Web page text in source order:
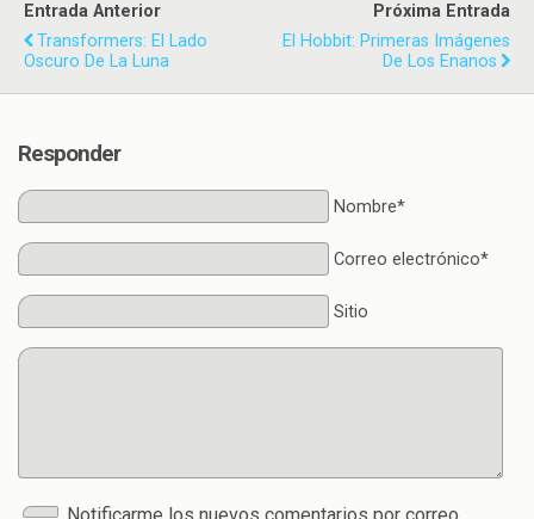
Entrada Anterior
Transformers: El Lado
Oscuro De La Luna
Próxima Entrada
El Hobbit: Primeras Imágenes
De Los Enanos
Responder
Nombre*
Correo electrónico*
Sitio
Notificarme los nuevos comentarios por correo